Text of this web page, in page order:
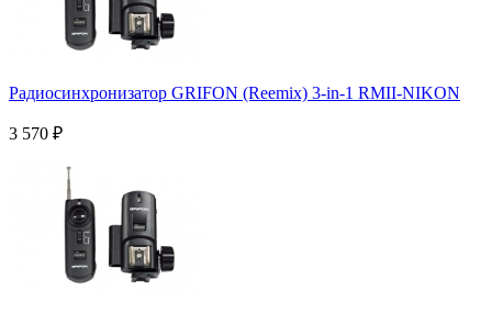
Радиосинхронизатор GRIFON (Reemix) 3-in-1 RMII-NIKON
3 570 ₽